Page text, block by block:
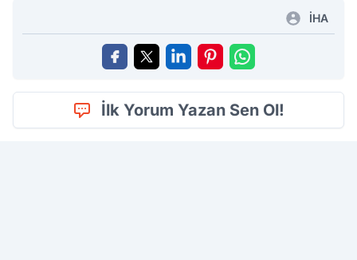
İHA
İlk Yorum Yazan Sen Ol!